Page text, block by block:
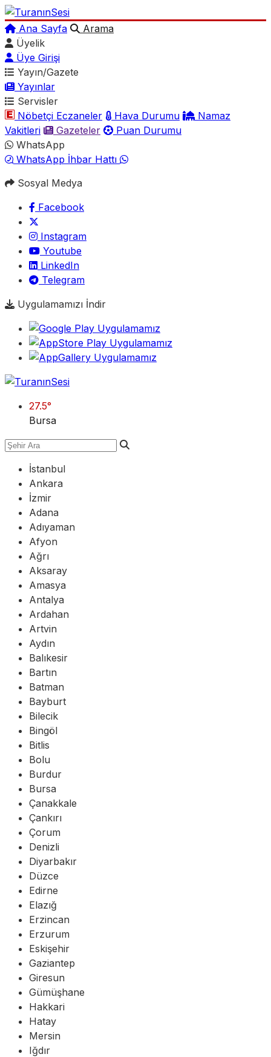
Ana Sayfa
Arama
Üyelik
Üye Girişi
Yayın/Gazete
Yayınlar
Servisler
Nöbetçi Eczaneler
Hava Durumu
Namaz
Vakitleri
Gazeteler
Puan Durumu
WhatsApp
WhatsApp İhbar Hattı
Sosyal Medya
Facebook
Instagram
Youtube
LinkedIn
Telegram
Uygulamamızı İndir
27.5°
Bursa
İstanbul
Ankara
İzmir
Adana
Adıyaman
Afyon
Ağrı
Aksaray
Amasya
Antalya
Ardahan
Artvin
Aydın
Balıkesir
Bartın
Batman
Bayburt
Bilecik
Bingöl
Bitlis
Bolu
Burdur
Bursa
Çanakkale
Çankırı
Çorum
Denizli
Diyarbakır
Düzce
Edirne
Elazığ
Erzincan
Erzurum
Eskişehir
Gaziantep
Giresun
Gümüşhane
Hakkari
Hatay
Mersin
Iğdır